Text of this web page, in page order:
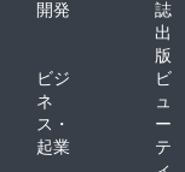
開発
誌
出
版
ビジ
ネ
ス・
起業
ビ
ュ
ー
テ